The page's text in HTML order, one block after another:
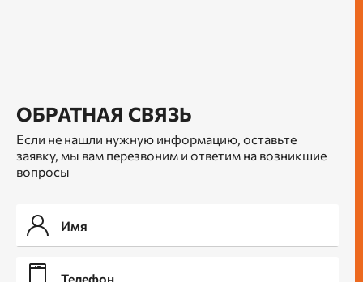
ОБРАТНАЯ СВЯЗЬ
Если не нашли нужную информацию, оставьте
заявку, мы вам перезвоним и ответим на возникшие
вопросы